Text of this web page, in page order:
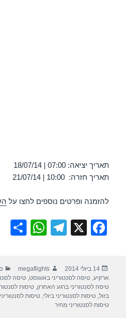
תאריך יציאה: 07:00 | 18/07/14
תאריך חזרה: 10:00 | 21/07/14
להזמנה ופרטים נוספים לחצו על
F
e
b
o
X
T
gr
a
W
s
A
e
פורסם
בתאריך
14 ביולי 2014 מחבר
megaflights
ארקיע,טיסה לסנטוריני באוגוסט,טיסה
טיסה לסנטוריני ברגע האחרון,טיסות
בזול,טיסות לסנטוריני ביולי,טיסות
טיסות לסנטוריני מחיר